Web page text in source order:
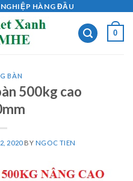
HÀNG ĐẦU
0
BÀN
500kg cao
2020BY NGOC TIEN